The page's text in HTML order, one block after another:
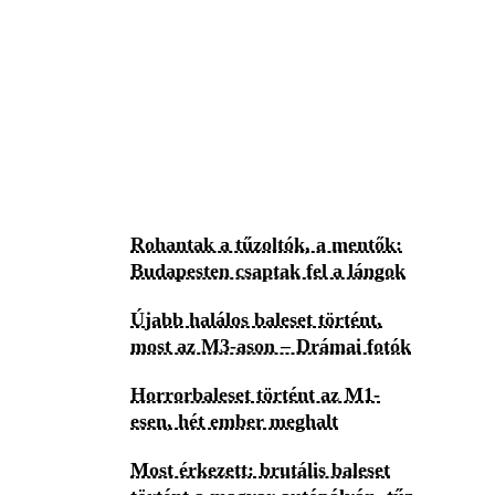
Rohantak a tűzoltók, a mentők:
Budapesten csaptak fel a lángok
Újabb halálos baleset történt,
most az M3-ason – Drámai fotók
Horrorbaleset történt az M1-
esen, hét ember meghalt
Most érkezett: brutális baleset